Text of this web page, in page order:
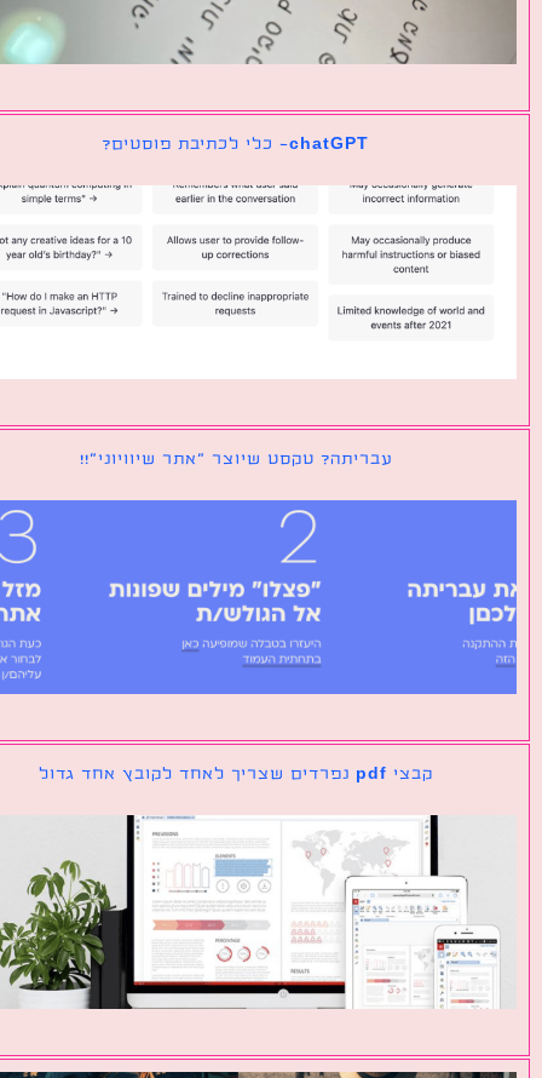
chatGPT- כלי לכתיבת פוסטים?
עבריתה? טקסט שיוצר ״אתר שיוויוני״!!